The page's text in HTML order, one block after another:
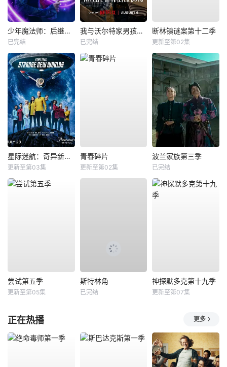
少年魔法师：后继者第三季
已完结
我与沃尔特家男孩的生活第三季
已完结
断林镇谜案第十二季
更新至第02集
星际迷航：奇异新世界第四季
更新至第03集
青春碎片
更新至第02集
波兰家族第三季
已完结
尝试第五季
更新至第05集
斯特林角
已完结
神探默多克第十九季
更新至第07集
正在热播 更多